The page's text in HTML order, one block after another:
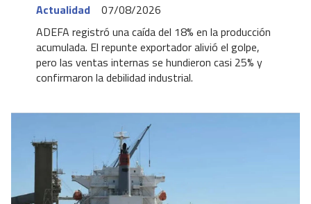
Actualidad
07/08/2026
ADEFA registró una caída del 18% en la producción
acumulada. El repunte exportador alivió el golpe,
pero las ventas internas se hundieron casi 25% y
confirmaron la debilidad industrial.